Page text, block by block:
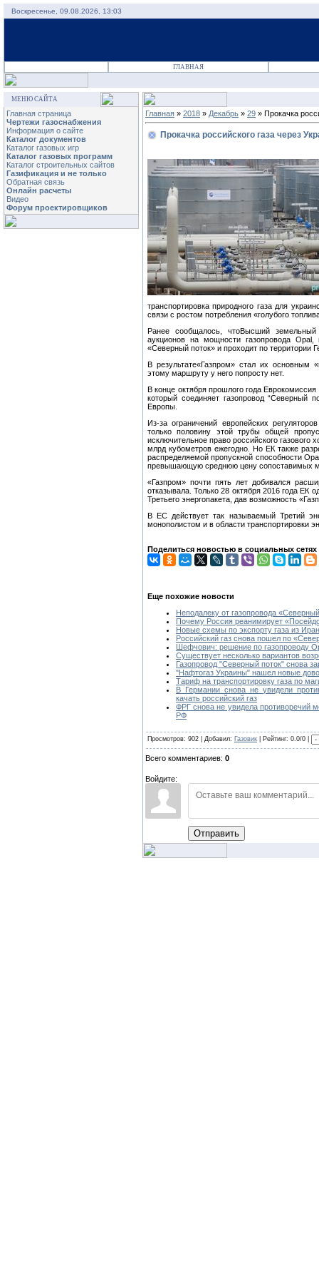
Воскресенье, 09.08.2026, 13:03
ГЛАВНАЯ
МЕНЮ САЙТА
Главная страница
Чертежи газоснабжения
Информация о сайте
Каталог документов
Каталог газовых игр
Каталог газовых программ
Каталог строительных сайтов
Газификация и не только
Обратная связь
Онлайн расчеты
Видео
Форум проектировщиков
Главная » 2018 » Декабрь » 29 » Прокачка
Прокачка российского газа через
транспортировка природного газа для
связи с ростом потребления «голубого
Ранее сообщалось, чтоВысший
аукционов на мощности газопровода Opal,
«Северный поток» и проходит по территории
В результате«Газпром» стал их основным
этому маршруту у него попросту нет.
В конце октября прошлого года
который соединяет газопровод “Северный
Европы.
Из-за ограничений европейских
только половину этой трубы общей
исключительное право российского газового
млрд кубометров ежегодно. Но ЕК также
распределяемой пропускной способности
превышающую среднюю цену сопоставимых
«Газпром» почти пять лет добивался
отказывала. Только 28 октября 2016 года ЕК
Третьего энергопакета, дав возможность
В ЕС действует так называемый Третий
монополистом и в области транспортировки
Поделиться новостью в социальных сетях
Еще похожие новости
Неподалеку от газопровода
Почему Россия реанимирует
Новые схемы по экспорту газа из
Российский газ снова пошел по
Шефчович: решение по газопроводу
Существует несколько вариантов
Газопровод "Северный поток" снова
"Нафтогаз Украины" нашел новые
Тариф на транспортировку газа по
В Германии снова не увидели
качать российский газ
ФРГ снова не увидела противоречий
РФ
Просмотров: 902 | Добавил: Газовик | Рейтинг: 0.0/0 |
Всего комментариев: 0
Войдите:
Отправить